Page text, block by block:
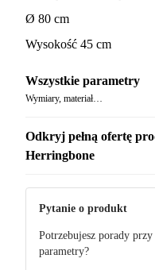
Ø 80 cm
Wysokość 45 cm
Wszystkie parametry
Wymiary, materiał…
Odkryj pełną ofertę
Herringbone
Pytanie o produkt
Potrzebujesz porady
parametry?